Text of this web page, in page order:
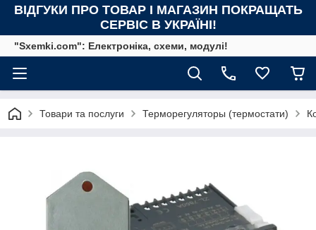
ВІДГУКИ ПРО ТОВАР І МАГАЗИН ПОКРАЩАТЬ
СЕРВІС В УКРАЇНІ!
"Sxemki.com": Електроніка, схеми, модулі!
Товари та послуги Терморегуляторы (термостати)